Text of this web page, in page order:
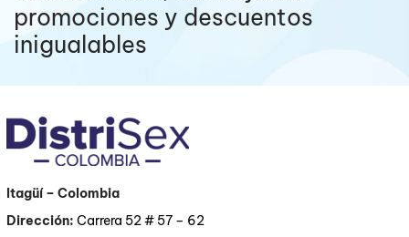
promociones y descuentos
inigualables
Itagüí– Colombia
Dirección: Carrera 52 # 57 – 62